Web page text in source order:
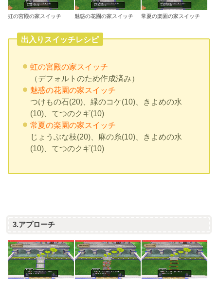
虹の宮殿の家スイッチ 魅惑の花園の家スイッチ 常夏の楽園の家スイッチ
出入りスイッチレシピ
虹の宮殿の家スイッチ
（デフォルトのため作成済み）
魅惑の花園の家スイッチ
つけもの石(20)、緑のコケ(10)、きよめの水
(10)、てつのクギ(10)
常夏の楽園の家スイッチ
じょうぶな枝(20)、麻の糸(10)、きよめの水
(10)、てつのクギ(10)
3.アプローチ